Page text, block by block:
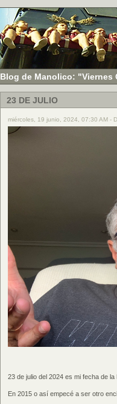
Blog de Manolico:
23 DE JULIO
miércoles, 19 junio, 2024, 07:30 AM -
23 de julio del 2024 es mi fecha de
En 2015 o así empecé a ser otro